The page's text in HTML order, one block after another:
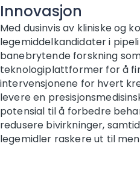
Innovasjon
Med dusinvis av kliniske og
legemiddelkandidater i
banebrytende forskning
teknologiplattformer for å
intervensjonene for hvert
levere en
potensial til å forbedre
redusere bivirkninger,
legemidler raskere ut til